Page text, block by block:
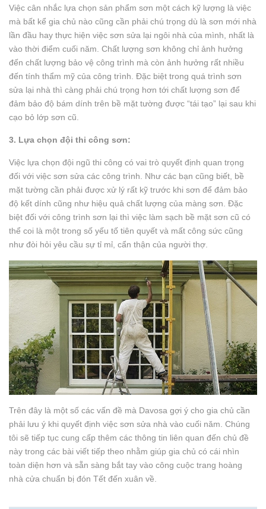
Việc cân nhắc lựa chọn sản phẩm sơn một cách kỹ lượng là việc
mà bất kể gia chủ nào cũng cần phải chú trọng dù là sơn mới nhà
lần đầu hay thực hiện việc sơn sửa lại ngôi nhà của mình, nhất là
vào thời điểm cuối năm. Chất lượng sơn không chỉ ảnh hưởng
đến chất lượng bảo vệ công trình mà còn ảnh hưởng rất nhiều
đến tính thẩm mỹ của công trình. Đặc biệt trong quá trình sơn
sửa lại nhà thì càng phải chú trọng hơn tới chất lượng sơn để
đảm bảo độ bám dính trên bề mặt tường được “tái tạo” lại sau khi
cạo bỏ lớp sơn cũ.
3. Lựa chọn đội thi công sơn:
Việc lựa chọn đội ngũ thi công có vai trò quyết định quan trọng
đối với việc sơn sửa các công trình. Như các bạn cũng biết, bề
mặt tường cần phải được xử lý rất kỹ trước khi sơn để đảm bảo
độ kết dính cũng như hiệu quả chất lượng của màng sơn. Đặc
biệt đối với công trình sơn lại thì việc làm sạch bề mặt sơn cũ có
thể coi là một trong số yếu tố tiên quyết và mất công sức cũng
như đòi hỏi yêu cầu sự tỉ mỉ, cẩn thận của người thợ.
Trên đây là một số các vấn đề mà Davosa gợi ý cho gia chủ cần
phải lưu ý khi quyết định việc sơn sửa nhà vào cuối năm. Chúng
tôi sẽ tiếp tục cung cấp thêm các thông tin liên quan đến chủ đề
này trong các bài viết tiếp theo nhằm giúp gia chủ có cái nhìn
toàn diện hơn và sẵn sàng bắt tay vào công cuộc trang hoàng
nhà cửa chuẩn bị đón Tết đến xuân về.